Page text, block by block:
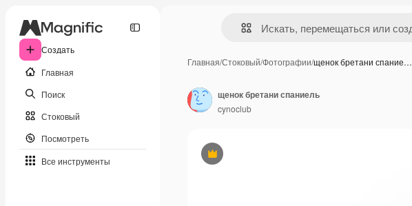
Создать
Главная
Поиск
Стоковый
Посмотреть
Все инструменты
Главная/Стоковый/Фотографии/щенок бретани спание…
Премиум
щенок бретани спаниель
cynoclub